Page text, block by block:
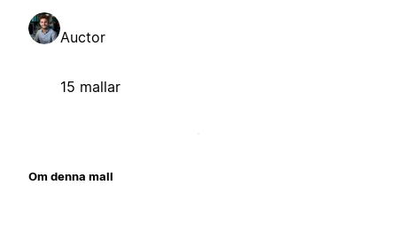
Auctor
15 mallar
Om denna mall